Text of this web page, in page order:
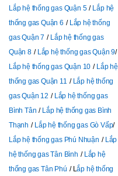
Lắp hệ thống gas Quận 5
Lắp hệ
thống gas Quận 6
Lắp hệ thống
gas Quận 7
Lắp hệ thống gas
Quận 8
Lắp hệ thống gas Quận 9
Lắp hệ thống gas Quận 10
Lắp hệ
thống gas Quận 11
Lắp hệ thống
gas Quận 12
Lắp hệ thống gas
Bình Tân
Lắp hệ thống gas Bình
Thạnh
Lắp hệ thống gas Gò Vấp
Lắp hệ thống gas Phú Nhuận
Lắp
hệ thống gas Tân Bình
Lắp hệ
thống gas Tân Phú
Lắp hệ thống